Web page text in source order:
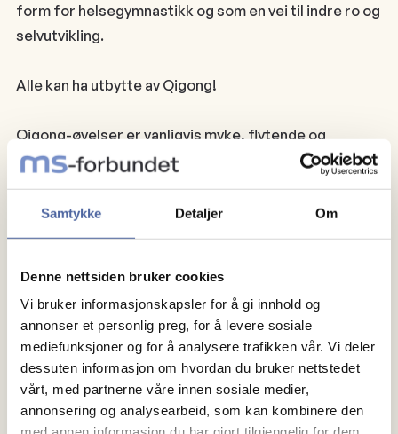
Samtykke Detaljer Om
Denne nettsiden bruker cookies
Vi bruker informasjonskapsler for å gi innhold og
annonser et personlig preg, for å levere sosiale
mediefunksjoner og for å analysere trafikken vår. Vi deler
dessuten informasjon om hvordan du bruker nettstedet
vårt, med partnerne våre innen sosiale medier,
annonsering og analysearbeid, som kan kombinere den
form for helsegymnastikk og som en vei til indre ro og
selvutvikling.
Alle kan ha utbytte av Qigong!
Qigong-øvelser er vanligvis myke, flytende og
meditative, og kan utføres stående, sittende eller
åpent og nysgjerrig sinn.
Mental helse:
Qigong kan redusere stress, angst og fremme indre
ro og velvære.
Fysisk helse:
Qigong kan forbedre fleksibilitet, balanse,
sirkulasjon og styrke muskler og ledd.